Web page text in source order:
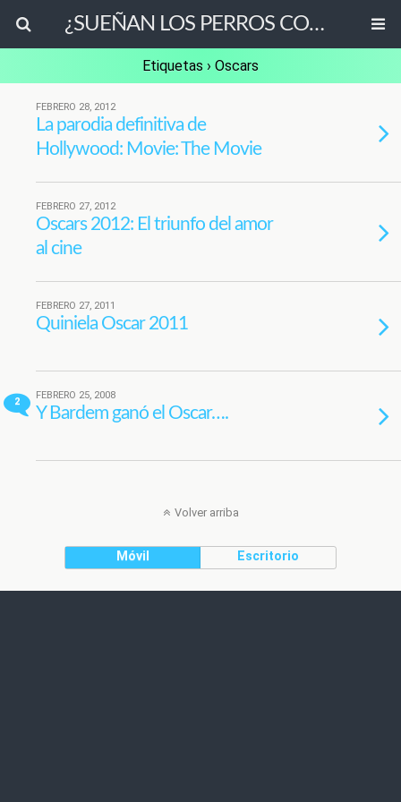
¿SUEÑAN LOS PERROS CON OVEJAS ELÉCTRICAS?
Etiquetas › Oscars
FEBRERO 28, 2012
La parodia definitiva de
Hollywood: Movie: The Movie
FEBRERO 27, 2012
Oscars 2012: El triunfo del amor
al cine
FEBRERO 27, 2011
Quiniela Oscar 2011
2
FEBRERO 25, 2008
Y Bardem ganó el Oscar….
Volver arriba
Móvil Escritorio